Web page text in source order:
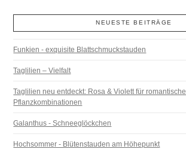
NEUESTE BEITRÄGE
Funkien - exquisite Blattschmuckstauden
Taglilien – Vielfalt
Taglilien neu entdeckt: Rosa & Violett für romantische
Pflanzkombinationen
Galanthus - Schneeglöckchen
Hochsommer - Blütenstauden am Höhepunkt